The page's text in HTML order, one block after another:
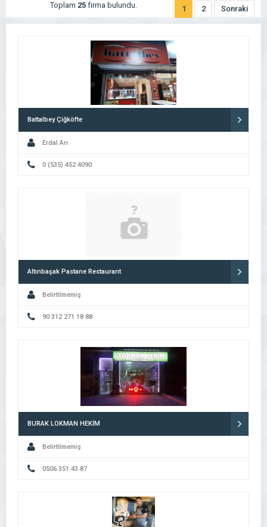
Toplam 25firma bulundu. 1 2 Sonraki
Battalbey Çiğköfte
Erdal Arı
0 (535) 452 4090
Altınbaşak Pastane Restaurant
Belirtilmemiş
90 312 271 18 88
BURAK LOKMAN HEKİM
Belirtilmemiş
0506 351 43 87